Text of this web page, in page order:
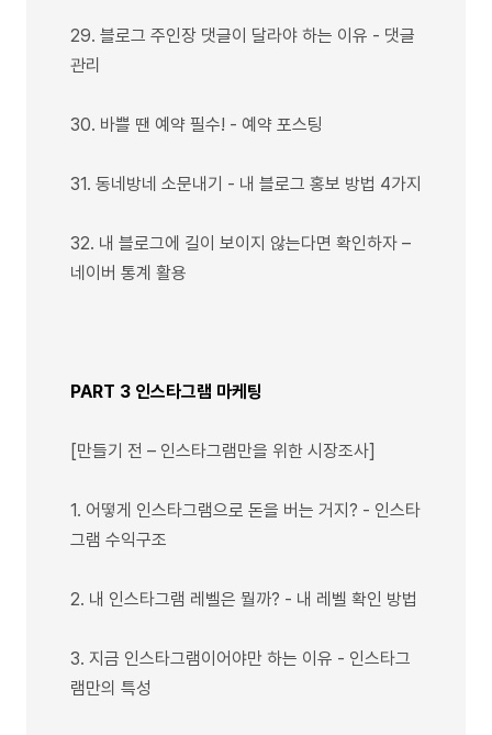
29. 블로그 주인장 댓글이 달라야 하는 이유 - 댓글
관리
30. 바쁠 땐 예약 필수! - 예약 포스팅
31. 동네방네 소문내기 - 내 블로그 홍보 방법 4가지
32. 내 블로그에 길이 보이지 않는다면 확인하자 –
네이버 통계 활용
PART 3 인스타그램 마케팅
[만들기 전 – 인스타그램만을 위한 시장조사]
1. 어떻게 인스타그램으로 돈을 버는 거지? - 인스타
그램 수익구조
2. 내 인스타그램 레벨은 뭘까? - 내 레벨 확인 방법
3. 지금 인스타그램이어야만 하는 이유 - 인스타그
램만의 특성